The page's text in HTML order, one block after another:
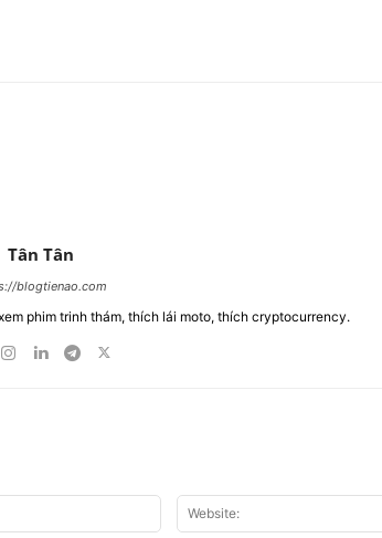
Tân Tân
blogtienao.com
phim trinh thám, thích lái moto, thích cryptocurrency.
Email:*